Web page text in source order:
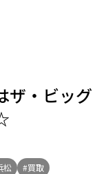
・ビッグ
松 #買取